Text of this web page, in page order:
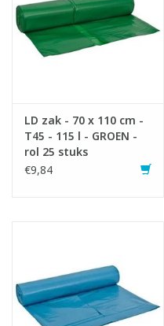
LD zak - 70 x 110 cm -
T45 - 115 l - GROEN -
rol 25 stuks
€9,84